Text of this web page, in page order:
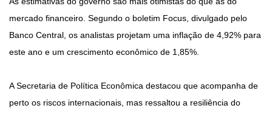
mercado financeiro. Segundo o boletim Focus, divulgado pelo
Banco Central, os analistas projetam uma inflação de 4,92% para
este ano e um crescimento econômico de 1,85%.
A Secretaria de Política Econômica destacou que acompanha de
perto os riscos internacionais, mas ressaltou a resiliência do